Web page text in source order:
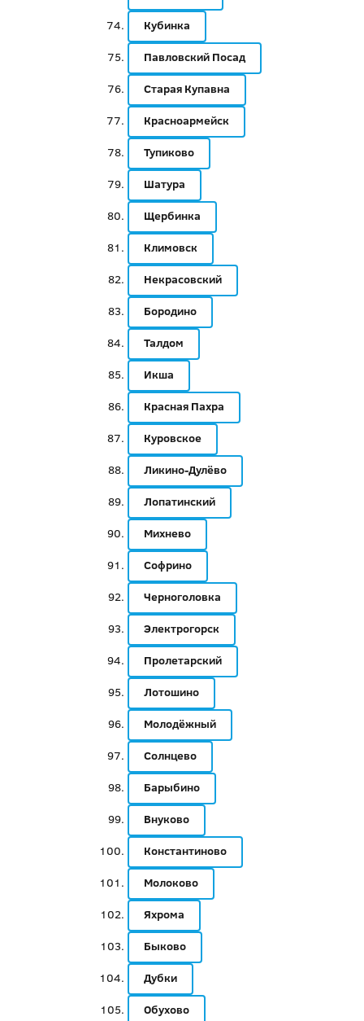
Кубинка
Павловский Посад
Старая Купавна
Красноармейск
Тупиково
Шатура
Щербинка
Климовск
Некрасовский
Бородино
Талдом
Икша
Красная Пахра
Куровское
Ликино-Дулёво
Лопатинский
Михнево
Софрино
Черноголовка
Электрогорск
Пролетарский
Лотошино
Молодёжный
Солнцево
Барыбино
Внуково
Константиново
Молоково
Яхрома
Быково
Дубки
Обухово